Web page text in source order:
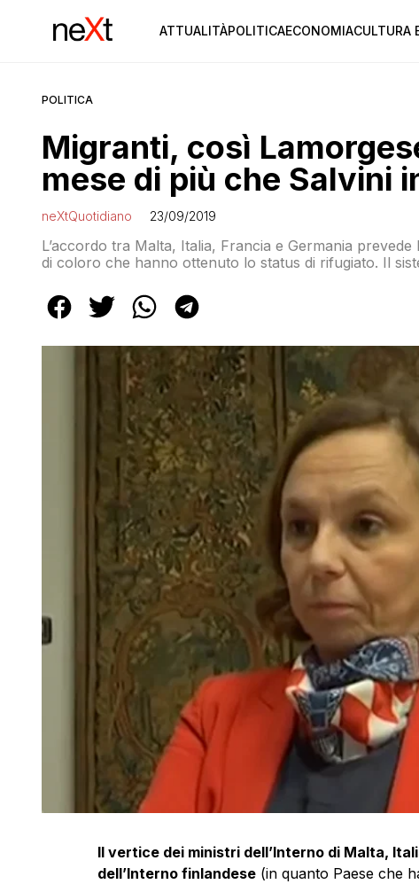
ATTUALITÀPOLITICAECONOMIACULTURA
POLITICA
Migranti, così
mese di più che Salvini
neXtQuotidiano 23/09/2019
L’accordo tra Malta, Italia, Francia e Germania
di coloro che hanno ottenuto lo status di rifugiato. Il
si farà carico anche degli eventuali rimpatri, e non in
Il vertice dei ministri dell’Interno di Malta,
dell’Interno finlandese(in quanto Paese che